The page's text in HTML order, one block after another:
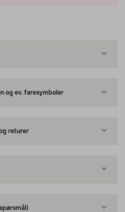
og ev. faresymboler
returer